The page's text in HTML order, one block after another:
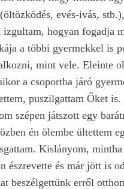
evés-ivás,
hogyan fogadja
a többi gyermekkel is
mint vele. Eleinte
a csoportba járó
puszilgattam Őket
szépen játszott egy
én ölembe ültettem
Kislányom,
észrevette és már jött is
beszélgettünk erről